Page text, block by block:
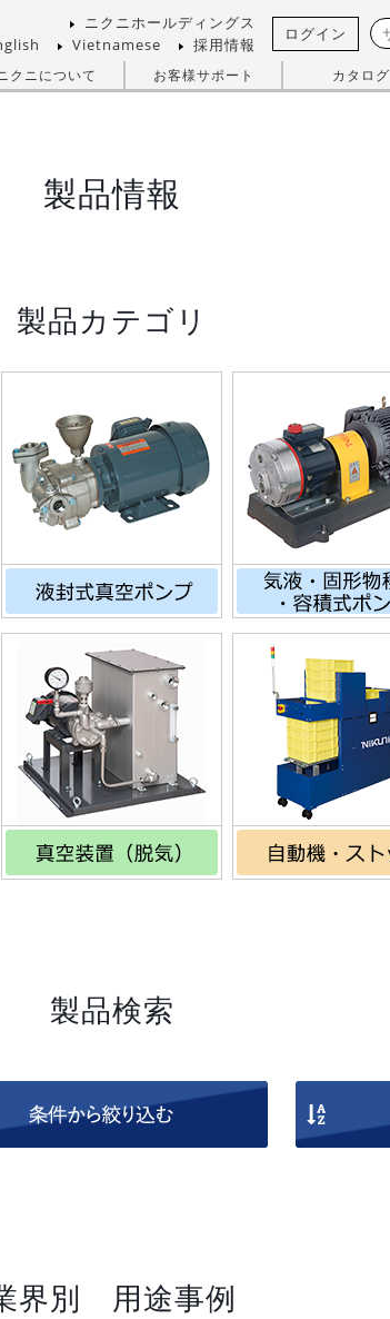
ニクニホールディングス
Vietnamese 採用情報
ログイン
クニについて お客様サポート カタログ
製品情報
製品カテゴリ
製品検索
界別 用途事例